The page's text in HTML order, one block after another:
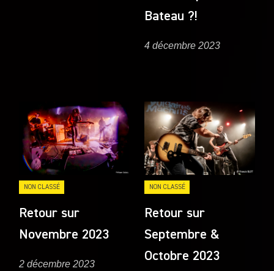
Bateau ?!
4 décembre 2023
NON CLASSÉ
Retour sur
Novembre 2023
2 décembre 2023
NON CLASSÉ
Retour sur
Septembre &
Octobre 2023